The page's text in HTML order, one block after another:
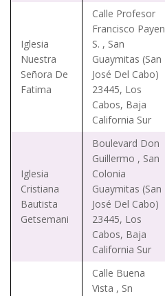
Iglesia
Nuestra
Señora De
Fatima
Calle Profesor
Francisco Payen
S. , San
Guaymitas (San
José Del Cabo)
23445, Los
Cabos, Baja
California Sur
Iglesia
Cristiana
Bautista
Getsemani
Boulevard Don
Guillermo , San
Colonia
Guaymitas (San
José Del Cabo)
23445, Los
Cabos, Baja
California Sur
Calle Buena
Vista , Sn